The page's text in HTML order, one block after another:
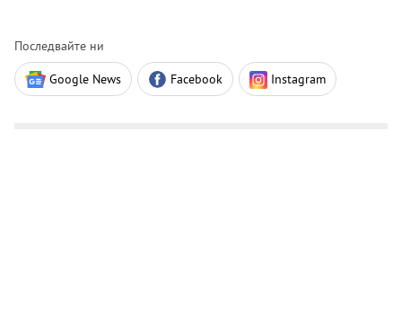
Последвайте ни
Google News Facebook Instagram